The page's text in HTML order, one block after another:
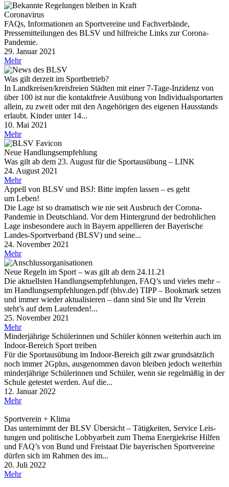
Coro­na­vi­rus
FAQs, Informationen an Sportvereine und Fachverbände,
Pressemitteilungen des BLSV und hilfreiche Links zur Corona-
Pandemie.
29. Januar 2021
Mehr
Was gilt derzeit im Sportbetrieb?
In Landkreisen/​kreisfreien Städ­ten mit einer 7‑Tage-Inzi­denz von
über 100 ist nur die kontakt­freie Ausübung von Indi­vi­du­al­sport­ar­ten
allein, zu zweit oder mit den Ange­hö­ri­gen des eige­nen Haus­stands
erlaubt. Kinder unter 14...
10. Mai 2021
Mehr
Neue Hand­lungs­emp­feh­lung
Was gilt ab dem 23. August für die Sport­aus­übung – LINK
24. August 2021
Mehr
Appell von BLSV und BSJ: Bitte impfen lassen – es geht
um Leben!
Die Lage ist so dramatisch wie nie seit Ausbruch der Corona-
Pandemie in Deutschland. Vor dem Hintergrund der bedrohlichen
Lage insbesondere auch in Bayern appellieren der Bayerische
Landes-Sportverband (BLSV) und seine...
24. November 2021
Mehr
Neue Regeln im Sport – was gilt ab dem 24.11.21
Die aktu­ells­ten Hand­lungs­emp­feh­lun­gen, FAQ’s und vieles mehr –
im Handlungsempfehlungen.pdf (blsv​.de) TIPP – Book­mark setzen
und immer wieder aktua­li­sie­ren – dann sind Sie und Ihr Verein
steht’s auf dem Laufenden!...
25. November 2021
Mehr
Minder­jäh­rige Schü­le­rin­nen und Schü­ler können weiter­hin auch im
Indoor-Bereich Sport treiben
Für die Sportausübung im Indoor-Bereich gilt zwar grundsätzlich
noch immer 2Gplus, ausgenommen davon bleiben jedoch weiterhin
minderjährige Schülerinnen und Schüler, wenn sie regelmäßig in der
Schule getestet werden. Auf die...
12. Januar 2022
Mehr
Sport­ver­ein + Klima
Das unter­nimmt der BLSV Über­sicht – Tätig­kei­ten, Service Leis­
tun­gen und poli­ti­sche Lobby­ar­beit zum Thema Energiekrise Hilfen
und FAQ’s von Bund und Freistaat Die baye­ri­schen Sport­ver­eine
dürfen sich im Rahmen des im...
20. Juli 2022
Mehr